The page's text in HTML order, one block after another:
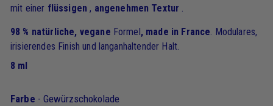
mit einer flüssigen, angenehmen Textur .
98 % natürliche, vegane Formel, made in France. Modulares,
irisierendes Finish und langanhaltender Halt.
8 ml
Farbe - Gewürzschokolade